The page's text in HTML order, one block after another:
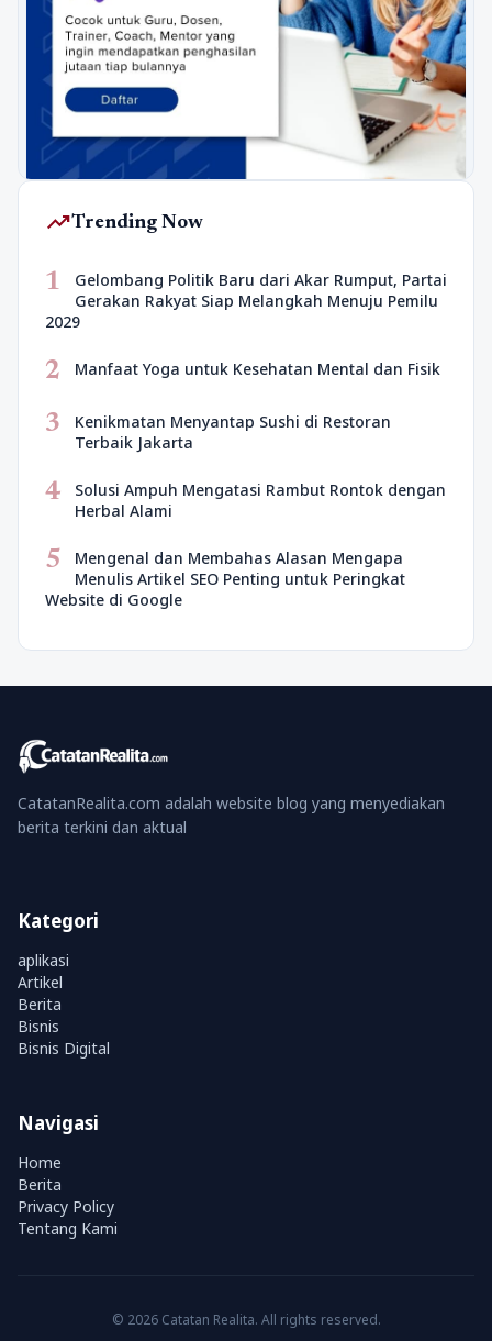
trending_upTrending Now
1
Gelombang Politik Baru dari Akar Rumput, Partai
Gerakan Rakyat Siap Melangkah Menuju Pemilu
2029
2 Manfaat Yoga untuk Kesehatan Mental dan Fisik
3
Kenikmatan Menyantap Sushi di Restoran
Terbaik Jakarta
4
Solusi Ampuh Mengatasi Rambut Rontok dengan
Herbal Alami
5
Mengenal dan Membahas Alasan Mengapa
Menulis Artikel SEO Penting untuk Peringkat
Website di Google
CatatanRealita.com adalah website blog yang menyediakan
berita terkini dan aktual
Kategori
aplikasi
Artikel
Berita
Bisnis
Bisnis Digital
Navigasi
Home
Berita
Privacy Policy
Tentang Kami
© 2026 Catatan Realita. All rights reserved.